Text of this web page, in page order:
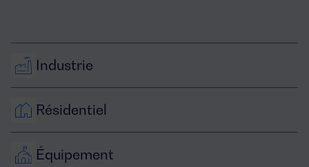
Industrie
Résidentiel
Équipement